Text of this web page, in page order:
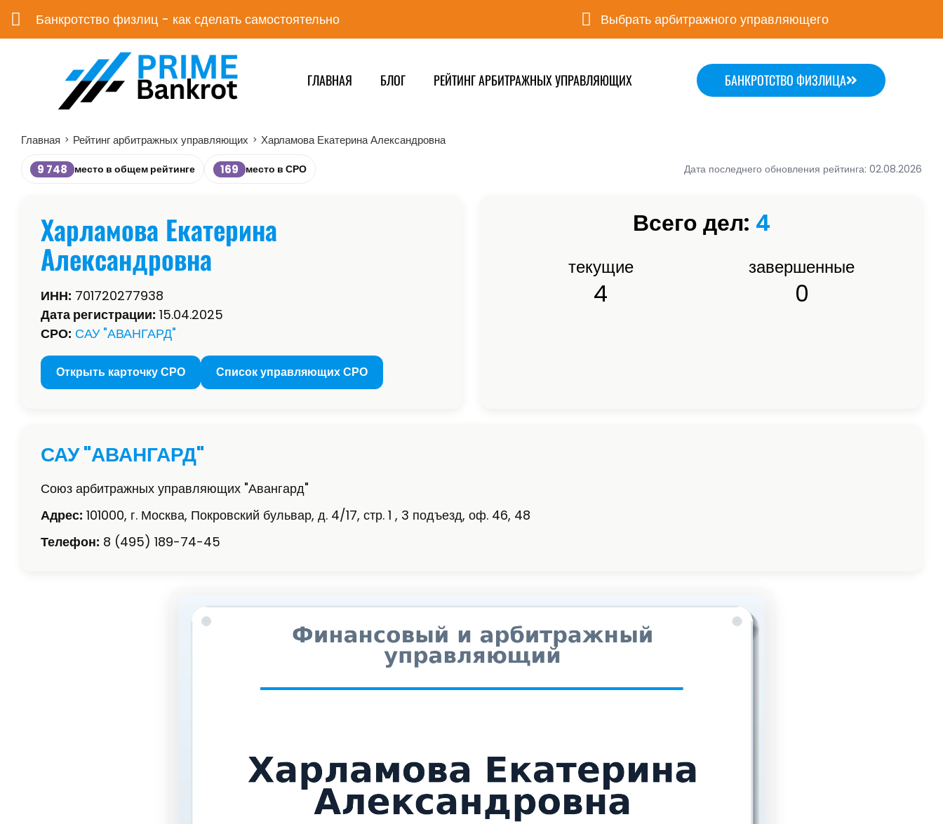
Банкротство физлиц - как сделать самостоятельно Выбрать арбитражного управляющего
ГЛАВНАЯ БЛОГ РЕЙТИНГ АРБИТРАЖНЫХ УПРАВЛЯЮЩИХ БАНКРОТСТВО ФИЗЛИЦА
Главная > Рейтинг арбитражных управляющих > Харламова Екатерина Александровна
9 748 место в общем рейтинге 169 место в СРО Дата последнего обновления рейтинга: 02.08.2026
Харламова Екатерина
Александровна
ИНН: 701720277938
Дата регистрации: 15.04.2025
СРО: САУ "АВАНГАРД"
Открыть карточку СРО Список управляющих СРО
Всего дел: 4
текущие
4
завершенные
0
САУ "АВАНГАРД"
Союз арбитражных управляющих "Авангард"
Адрес: 101000, г. Москва, Покровский бульвар, д. 4/17, стр. 1 , 3 подъезд, оф. 46, 48
Телефон: 8 (495) 189-74-45